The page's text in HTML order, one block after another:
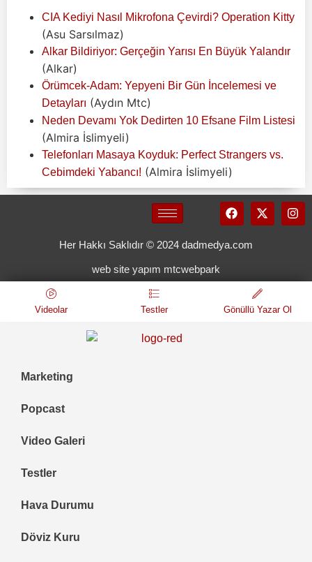
CIA Kediyi Nasıl Mikrofona Çevirdi? Operation Kitty
(Asu Sarsılmaz)
Alkar Bildiriyor: Gerçeğin Yarısı En Büyük Yalandır
(Alkar)
Örümcek-Adam: Yepyeni Bir Gün İncelemesi ve
Detayları (Aydın Mtc)
Neden Devamı Yok Dedirten 10 Efsane Film Listesi
(Almira İslimyeli)
Telefonları Masaya Koyduk: Perfect Strangers vs.
Cebimdeki Yabancı! (Almira İslimyeli)
Her Hakkı Saklıdır © 2024 dadmedya.com
web site yapım mtcwebpark
Videolar Testler Gönüllü Yazar Ol
Marketing
Popcast
Video Galeri
Testler
Hava Durumu
Döviz Kuru